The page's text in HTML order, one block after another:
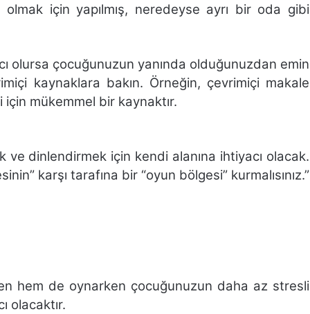
için yapılmış, neredeyse ayrı bir oda gibi
olursa çocuğunuzun yanında olduğunuzdan emin
kaynaklara bakın. Örneğin, çevrimiçi makale
mükemmel bir kaynaktır.
dinlendirmek için kendi alanına ihtiyacı olacak.
karşı tarafına bir “oyun bölgesi” kurmalısınız.”
hem de oynarken çocuğunuzun daha az stresli
olacaktır.